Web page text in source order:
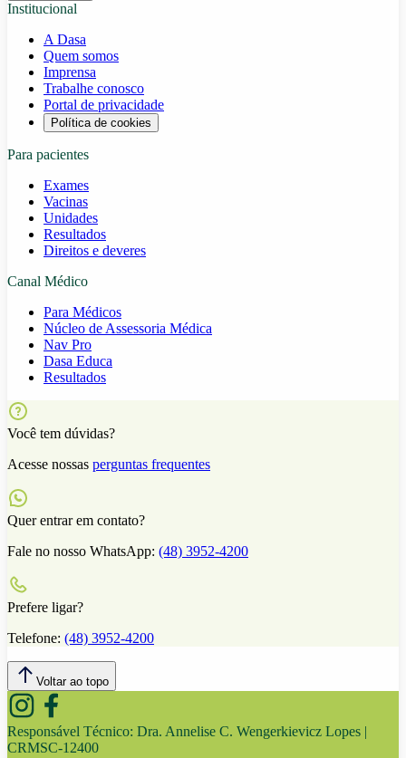
Institucional
A Dasa
Quem somos
Imprensa
Trabalhe conosco
Portal de privacidade
Política de cookies
Para pacientes
Exames
Vacinas
Unidades
Resultados
Direitos e deveres
Canal Médico
Para Médicos
Núcleo de Assessoria Médica
Nav Pro
Dasa Educa
Resultados
Você tem dúvidas?
Acesse nossas perguntas frequentes
Quer entrar em contato?
Fale no nosso WhatsApp: (48) 3952-4200
Prefere ligar?
Telefone: (48) 3952-4200
Voltar ao topo
Responsável Técnico: Dra. Annelise C. Wengerkievicz Lopes |
CRMSC-12400